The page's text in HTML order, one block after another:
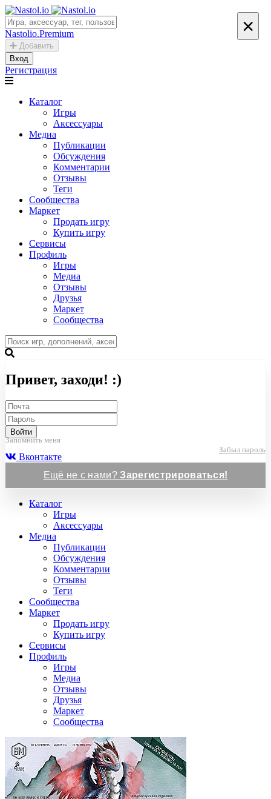
Nastolio.Premium
Добавить
Вход
Регистрация
Каталог
Игры
Аксессуары
Медиа
Публикации
Обсуждения
Комментарии
Отзывы
Теги
Сообщества
Маркет
Продать игру
Купить игру
Сервисы
Профиль
Игры
Медиа
Отзывы
Друзья
Маркет
Сообщества
×
Привет, заходи! :)
Войти
Запомнить меня
Забыл пароль
Вконтакте
Ещё не с нами?Зарегистрироваться!
Каталог
Игры
Аксессуары
Медиа
Публикации
Обсуждения
Комментарии
Отзывы
Теги
Сообщества
Маркет
Продать игру
Купить игру
Сервисы
Профиль
Игры
Медиа
Отзывы
Друзья
Маркет
Сообщества